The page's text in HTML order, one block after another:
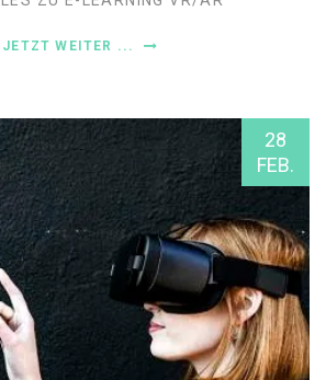
JETZT WEITER ...
28
FEB.